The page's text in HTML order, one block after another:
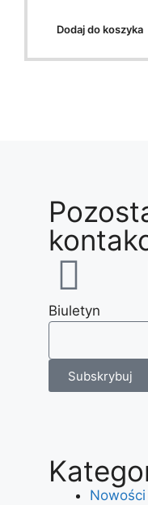
5
Dodaj do koszyka
Biuletyn
Subskrybuj
Nowości